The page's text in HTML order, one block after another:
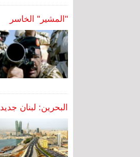
"المشير" الخاسر
البحرين: لبنان جديد